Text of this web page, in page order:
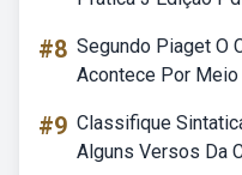
#8 Segundo Piaget O
Acontece Por
#9 Classifique
Alguns Versos Da